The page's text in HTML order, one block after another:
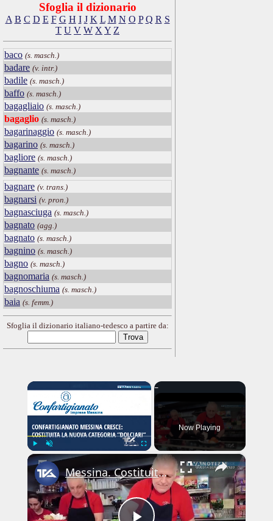
Sfoglia il dizionario
A B C D E F G H I J K L M N O P Q R S
T U V W X Y Z
baco (s. masch.)
badare (v. intr.)
badile (s. masch.)
baffo (s. masch.)
bagagliaio (s. masch.)
bagaglio (s. masch.)
bagarinaggio (s. masch.)
bagarino (s. masch.)
bagliore (s. masch.)
bagnante (s. masch.)
bagnare (v. trans.)
bagnarsi (v. pron.)
bagnasciuga (s. masch.)
bagnato (agg.)
bagnato (s. masch.)
bagnino (s. masch.)
bagno (s. masch.)
bagnomaria (s. masch.)
bagnoschiuma (s. masch.)
baia (s. femm.)
Sfoglia il dizionario italiano-tedesco a partire da:
×
Play Unmute Fullscreen
Now Playing
×
Messina. Costituita la nuova categoria “Dolciari” all’interno di Confartigianato